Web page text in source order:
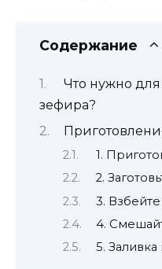
Содержание
Что нужно
зефира?
1.
2.
3.
4.
5.